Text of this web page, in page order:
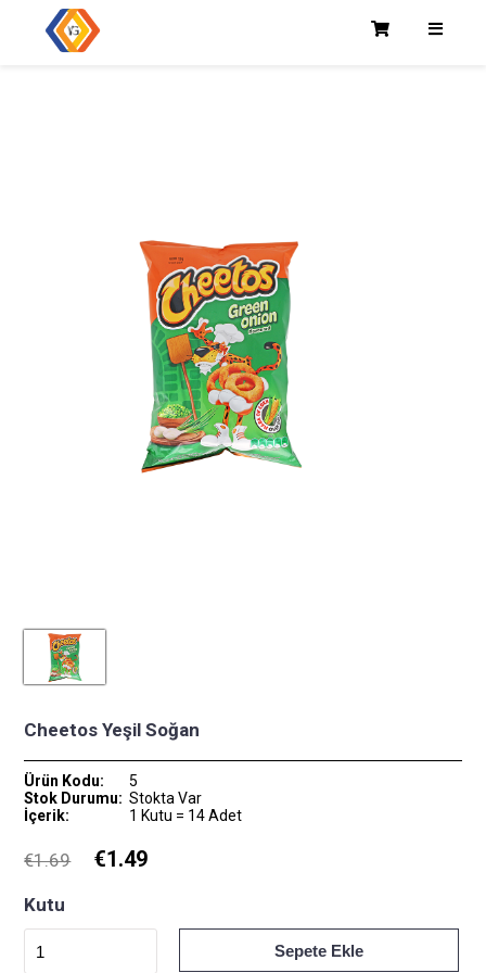
Cheetos Yeşil Soğan
Ürün Kodu:
Stok Durumu:
İçerik:
5
Stokta Var
1 Kutu = 14Adet
€1.69 €1.49
Kutu
Sepete Ekle